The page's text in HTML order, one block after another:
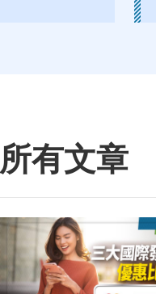
所有文章